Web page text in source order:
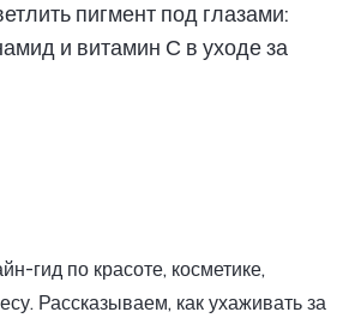
пигмент под глазами:
и витамин С в уходе за
гид по красоте, косметике,
Рассказываем, как ухаживать за